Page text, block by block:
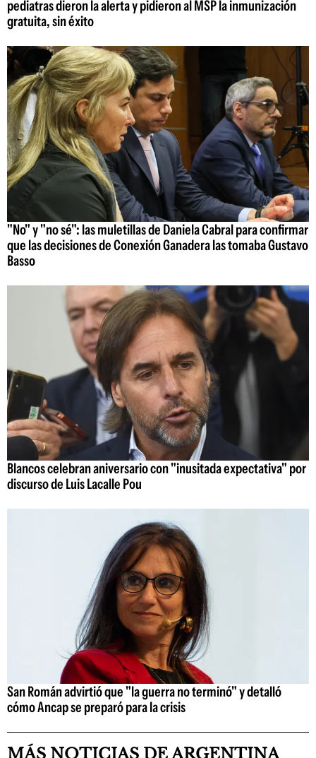
pediatras dieron la alerta y pidieron al MSP la inmunización
gratuita, sin éxito
"No" y "no sé": las muletillas de Daniela Cabral para confirmar
que las decisiones de Conexión Ganadera las tomaba Gustavo
Basso
Blancos celebran aniversario con "inusitada expectativa" por
discurso de Luis Lacalle Pou
San Román advirtió que "la guerra no terminó" y detalló
cómo Ancap se preparó para la crisis